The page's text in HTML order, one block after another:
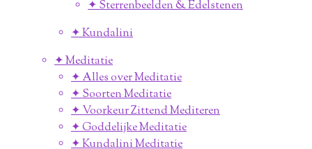
✦ Sterrenbeelden & Edelstenen
✦ Kundalini
✦ Meditatie
✦ Alles over Meditatie
✦ Soorten Meditatie
✦ Voorkeur Zittend Mediteren
✦ Goddelijke Meditatie
✦ Kundalini Meditatie